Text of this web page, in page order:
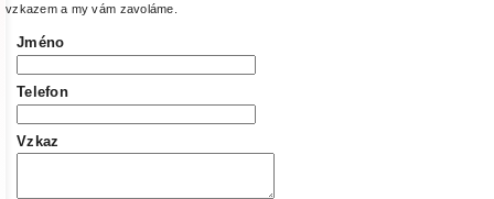
vzkazem a my vám zavoláme.
Jméno
Telefon
Vzkaz